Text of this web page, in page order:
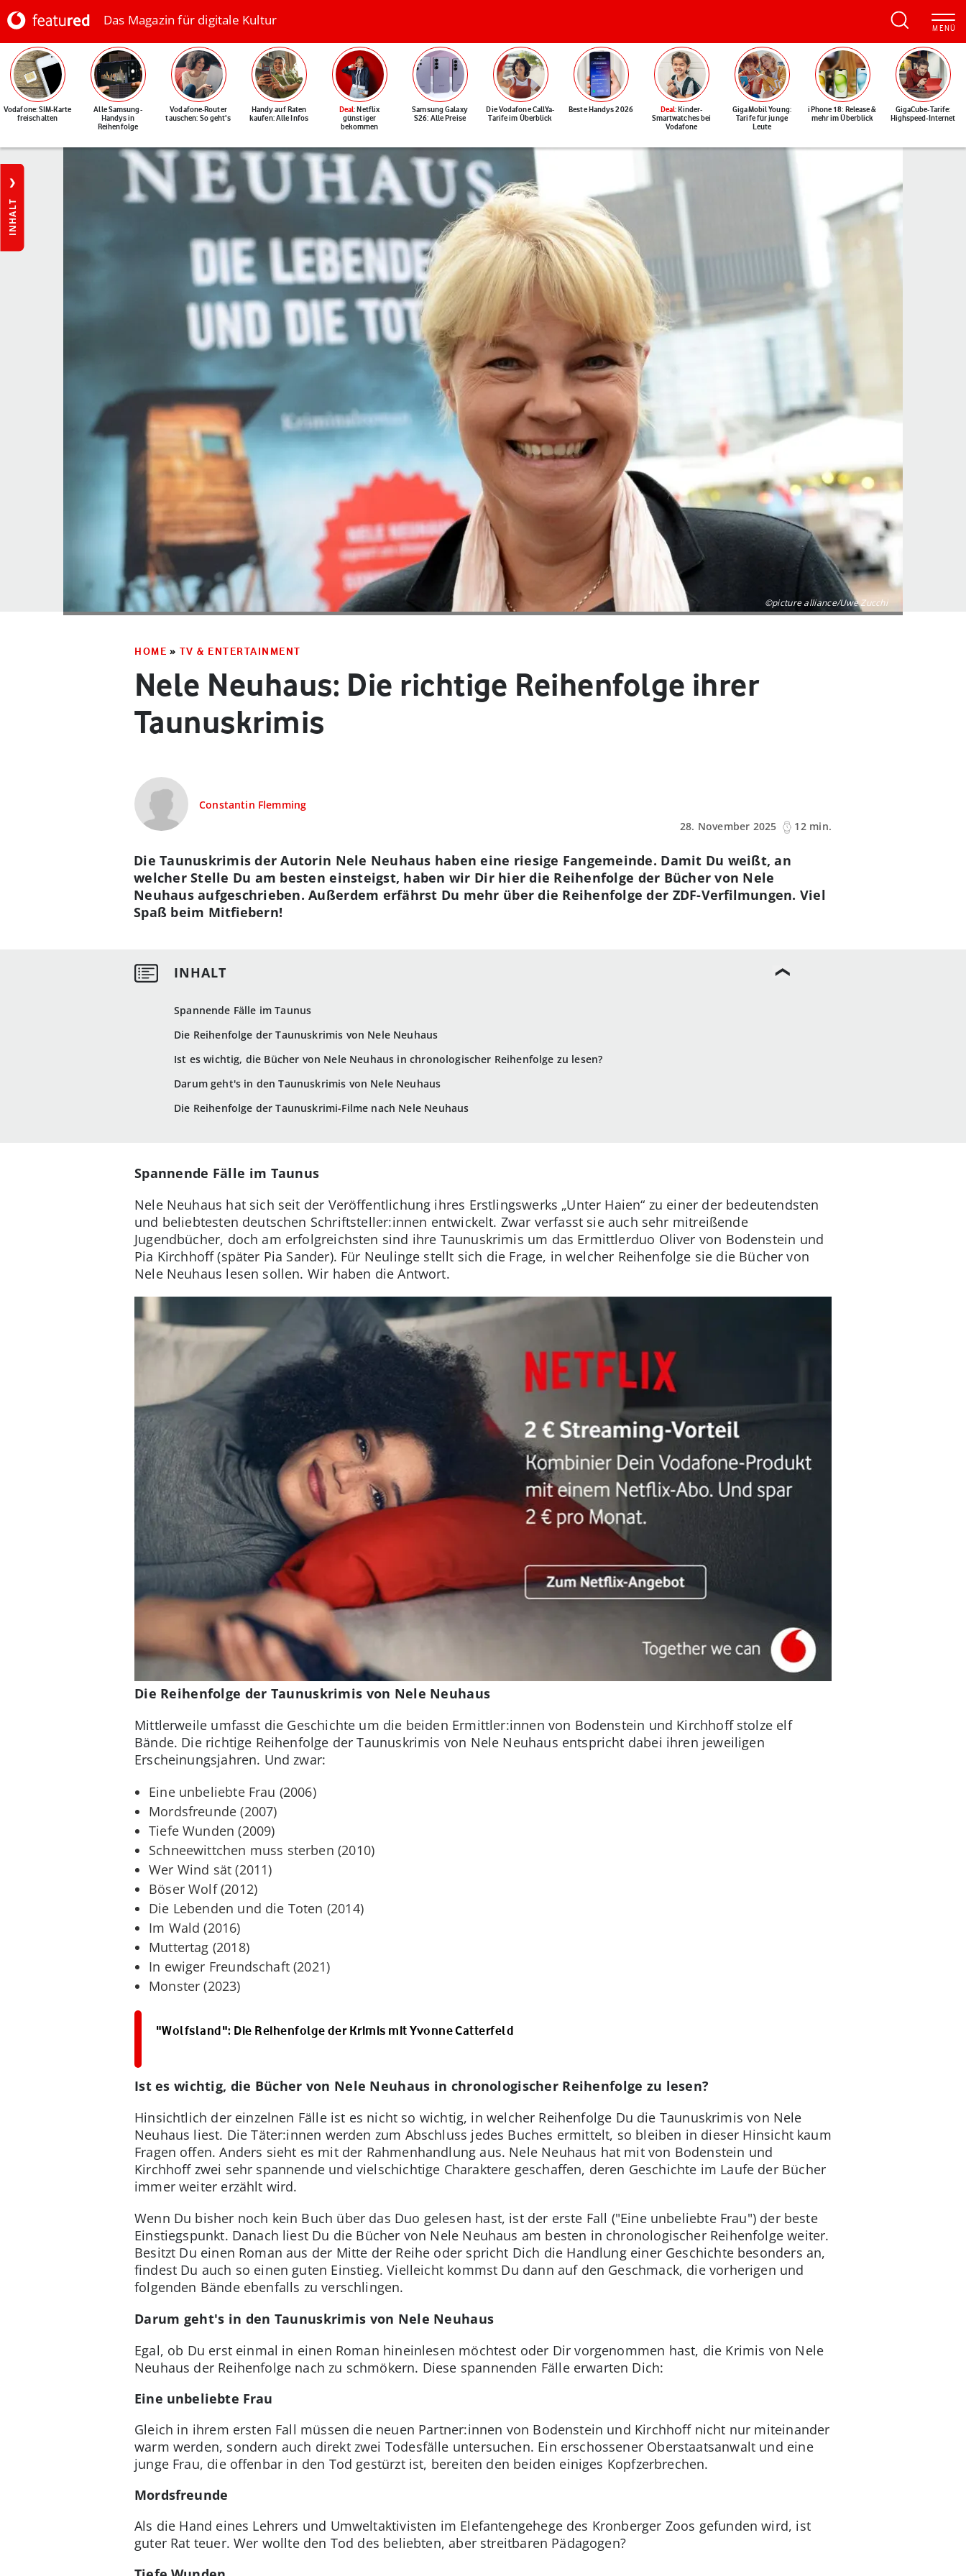
Das Magazin für digitale Kultur
Vodafone: SIM-Karte
freischalten
Alle Samsung-
Handys in
Reihenfolge
Vodafone-Router
tauschen: So geht's
Handy auf Raten
kaufen: Alle Infos
Deal: Netflix
günstiger
bekommen
Samsung Galaxy
S26: Alle Preise
Die Vodafone CallYa-
Tarife im Überblick
Beste Handys 2026 Deal: Kinder-
Smartwatches bei
Vodafone
GigaMobil Young:
Tarife für junge
Leute
iPhone 18: Release &
mehr im Überblick
GigaCube-Tarife:
Highspeed-Internet
INHALT
©picture alliance/Uwe Zucchi
HOME » TV & ENTERTAINMENT
Nele Neuhaus: Die richtige Reihenfolge ihrer
Taunuskrimis
Constantin Flemming
28. November 2025
12 min.
Spannende Fälle im Taunus
Die Reihenfolge der Taunuskrimis von Nele Neuhaus
Ist es wichtig, die Bücher von Nele Neuhaus in chronologischer Reihenfolge zu lesen?
Darum geht's in den Taunuskrimis von Nele Neuhaus
Die Reihenfolge der Taunuskrimi-Filme nach Nele Neuhaus
Die Taunuskrimis der Autorin Nele Neuhaus haben eine riesige Fangemeinde. Damit Du weißt, an
welcher Stelle Du am besten einsteigst, haben wir Dir hier die Reihenfolge der Bücher von Nele
Neuhaus aufgeschrieben. Außerdem erfährst Du mehr über die Reihenfolge der ZDF-Verfilmungen. Viel
Spaß beim Mitfiebern!
Spannende Fälle im Taunus
Nele Neuhaus hat sich seit der Veröffentlichung ihres Erstlingswerks „Unter Haien“ zu einer der bedeutendsten
und beliebtesten deutschen Schriftsteller:innen entwickelt. Zwar verfasst sie auch sehr mitreißende
Jugendbücher, doch am erfolgreichsten sind ihre Taunuskrimis um das Ermittlerduo Oliver von Bodenstein und
Pia Kirchhoff (später Pia Sander). Für Neulinge stellt sich die Frage, in welcher Reihenfolge sie die Bücher von
Nele Neuhaus lesen sollen. Wir haben die Antwort.
Die Reihenfolge der Taunuskrimis von Nele Neuhaus
Mittlerweile umfasst die Geschichte um die beiden Ermittler:innen von Bodenstein und Kirchhoff stolze elf
Bände. Die richtige Reihenfolge der Taunuskrimis von Nele Neuhaus entspricht dabei ihren jeweiligen
Erscheinungsjahren. Und zwar:
Eine unbeliebte Frau (2006)
Mordsfreunde (2007)
Tiefe Wunden (2009)
Schneewittchen muss sterben (2010)
Wer Wind sät (2011)
Böser Wolf (2012)
Die Lebenden und die Toten (2014)
Im Wald (2016)
Muttertag (2018)
In ewiger Freundschaft (2021)
Monster (2023)
"Wolfsland": Die Reihenfolge der Krimis mit Yvonne Catterfeld
Ist es wichtig, die Bücher von Nele Neuhaus in chronologischer Reihenfolge zu lesen?
Hinsichtlich der einzelnen Fälle ist es nicht so wichtig, in welcher Reihenfolge Du die Taunuskrimis von Nele
Neuhaus liest. Die Täter:innen werden zum Abschluss jedes Buches ermittelt, so bleiben in dieser Hinsicht kaum
Fragen offen. Anders sieht es mit der Rahmenhandlung aus. Nele Neuhaus hat mit von Bodenstein und
Kirchhoff zwei sehr spannende und vielschichtige Charaktere geschaffen, deren Geschichte im Laufe der Bücher
immer weiter erzählt wird.
Wenn Du bisher noch kein Buch über das Duo gelesen hast, ist der erste Fall ("Eine unbeliebte Frau") der beste
Einstiegspunkt. Danach liest Du die Bücher von Nele Neuhaus am besten in chronologischer Reihenfolge weiter.
Besitzt Du einen Roman aus der Mitte der Reihe oder spricht Dich die Handlung einer Geschichte besonders an,
findest Du auch so einen guten Einstieg. Vielleicht kommst Du dann auf den Geschmack, die vorherigen und
folgenden Bände ebenfalls zu verschlingen.
Darum geht's in den Taunuskrimis von Nele Neuhaus
Egal, ob Du erst einmal in einen Roman hineinlesen möchtest oder Dir vorgenommen hast, die Krimis von Nele
Neuhaus der Reihenfolge nach zu schmökern. Diese spannenden Fälle erwarten Dich:
Eine unbeliebte Frau
Gleich in ihrem ersten Fall müssen die neuen Partner:innen von Bodenstein und Kirchhoff nicht nur miteinander
warm werden, sondern auch direkt zwei Todesfälle untersuchen. Ein erschossener Oberstaatsanwalt und eine
junge Frau, die offenbar in den Tod gestürzt ist, bereiten den beiden einiges Kopfzerbrechen.
Mordsfreunde
Als die Hand eines Lehrers und Umweltaktivisten im Elefantengehege des Kronberger Zoos gefunden wird, ist
guter Rat teuer. Wer wollte den Tod des beliebten, aber streitbaren Pädagogen?